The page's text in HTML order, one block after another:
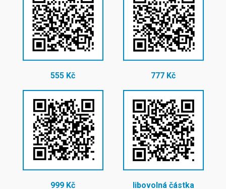
555 Kč 777 Kč
999 Kč libovolná částka